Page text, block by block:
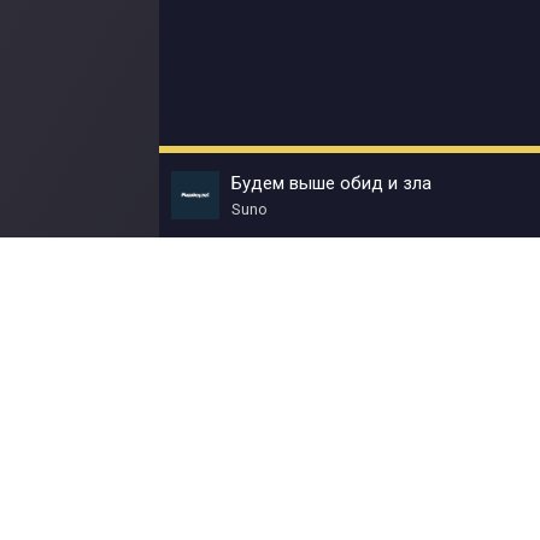
Будем выше обид и зла
Suno